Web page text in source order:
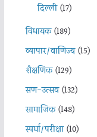
दिल्ली(17)
विधायक(189)
व्यापार/वाणिज्य(15)
शैक्षणिक(129)
सण-उत्सव(132)
सामाजिक(148)
स्पर्धा/परीक्षा(10)